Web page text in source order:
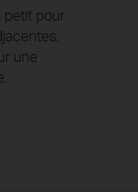
petit pour
une